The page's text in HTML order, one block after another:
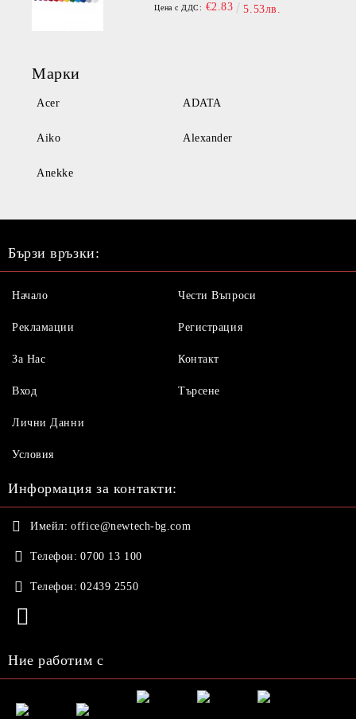
Цена с ДДС: €2.83 5.53лв.
Марки
Acer ADATA
Aiko Alexander
Anekke
Бързи връзки:
Начало
Рекламации
За Нас
Вход
Чести Въпроси
Регистрация
Контакт
Търсене
Лични Данни
Условия
Информация за контакти:
Имейл: office@newtech-bg.com
Телефон: 0700 13 100
Телефон: 02439 2550
Ние работим с